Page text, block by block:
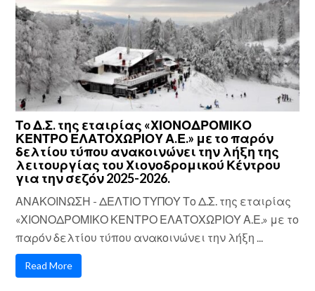
Το Δ.Σ. της εταιρίας «ΧΙΟΝΟΔΡΟΜΙΚΟ
ΚΕΝΤΡΟ ΕΛΑΤΟΧΩΡΙΟΥ Α.Ε.» με το παρόν
δελτίου τύπου ανακοινώνει την λήξη της
λειτουργίας του Χιονοδρομικού Κέντρου
για την σεζόν 2025-2026.
ΑΝΑΚΟΙΝΩΣΗ - ΔΕΛΤΙΟ ΤΥΠΟΥ Το Δ.Σ. της εταιρίας
«ΧΙΟΝΟΔΡΟΜΙΚΟ ΚΕΝΤΡΟ ΕΛΑΤΟΧΩΡΙΟΥ Α.Ε.» με το
παρόν δελτίου τύπου ανακοινώνει την λήξη ...
Read More